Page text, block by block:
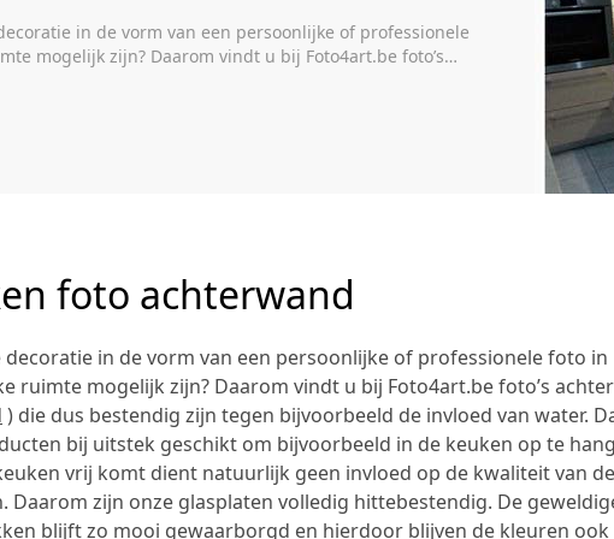
in de vorm van een persoonlijke of professionele
mogelijk zijn? Daarom vindt u bij Foto4art.be foto’s
geschikt om […]
foto achterwand
decoratie in de vorm van een persoonlijke of professionele foto
ruimte mogelijk zijn? Daarom vindt u bij Foto4art.be foto’s
) die dus bestendig zijn tegen bijvoorbeeld de invloed van water.
bij uitstek geschikt om bijvoorbeeld in de keuken op te
vrij komt dient natuurlijk geen invloed op de kwaliteit van
Daarom zijn onze glasplaten volledig hittebestendig. De
blijft zo mooi gewaarborgd en hierdoor blijven de kleuren ook